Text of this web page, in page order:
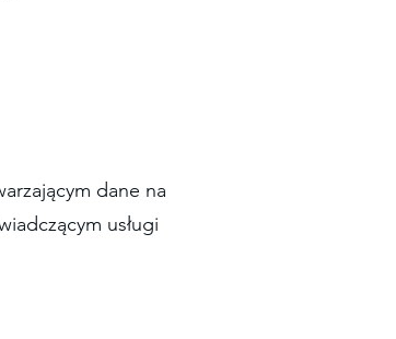
dane na
usługi